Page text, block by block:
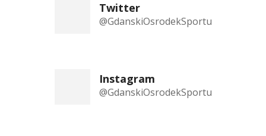
Twitter
@GdanskiOsrodekSportu
Instagram
@GdanskiOsrodekSportu